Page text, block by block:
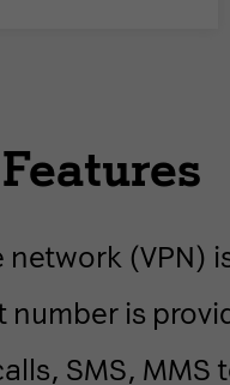
(VPN)
number is
SMS,